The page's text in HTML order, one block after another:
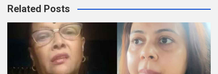
Related Posts